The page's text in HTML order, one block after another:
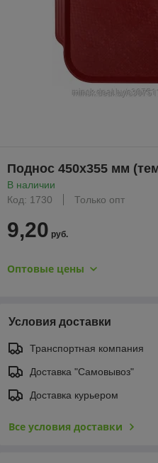
Поднос 450х355 мм
В наличии
Код: 1730
Только опт
9,20 руб.
Оптовые цены
Условия доставки
Транспортная компания
Доставка "Самовывоз"
Доставка курьером
Все условия доставки